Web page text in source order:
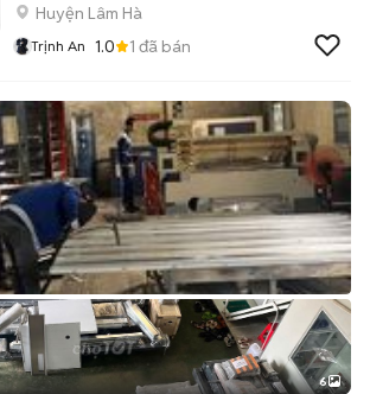
Huyện Lâm Hà
Trịnh An 1.0 1 đã bán
6